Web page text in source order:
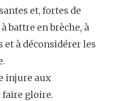
et, fortes de
battre en brèche, à
à déconsidérer les
injure aux
faire gloire.